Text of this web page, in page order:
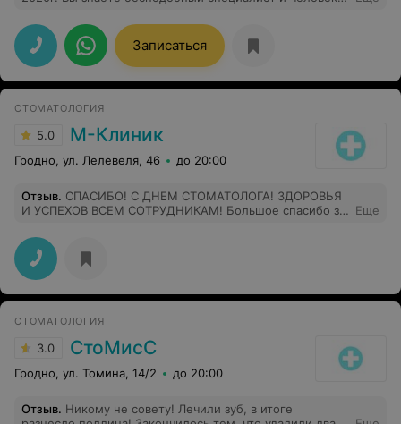
поднять настроение. Здоровья и процветания вам
дорогой доктор.
Записаться
СТОМАТОЛОГИЯ
5.0 М-Клиник
Гродно, ул. Лелевеля, 46 до 20:00
Отзыв. СПАСИБО! С ДНЕМ СТОМАТОЛОГА! ЗДОРОВЬЯ
И УСПЕХОВ ВСЕМ СОТРУДНИКАМ! Большое спасибо за
Еще
СТОМАТОЛОГИЯ
3.0 СтоМисС
Гродно, ул. Томина, 14/2 до 20:00
Отзыв. Никому не совету! Лечили зуб, в итоге